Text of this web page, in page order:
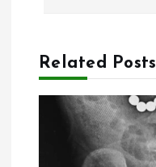
ц
и
Related Posts